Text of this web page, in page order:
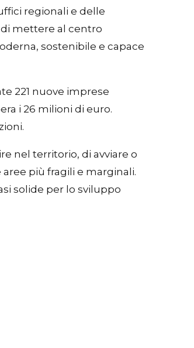
regionali e delle
mettere al centro
sostenibile e capace
221 nuove imprese
i 26 milioni di euro.
nel territorio, di avviare o
più fragili e marginali.
solide per lo sviluppo